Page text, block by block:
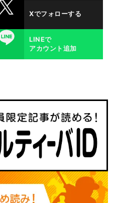
Xでフォローする
LINEで
アカウント追加